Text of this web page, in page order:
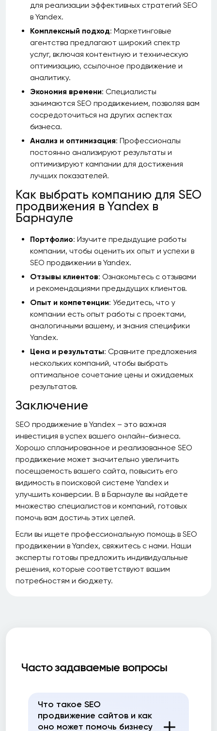
для реализации эффективных стратегий SEO
в Yandex.
Комплексный подход: Маркетинговые
агентства предлагают широкий спектр
услуг, включая контентную и техническую
оптимизацию, ссылочное продвижение и
аналитику.
Экономия времени: Специалисты
занимаются SEO продвижением, позволяя вам
сосредоточиться на других аспектах
бизнеса.
Анализ и оптимизация: Профессионалы
постоянно анализируют результаты и
оптимизируют кампании для достижения
лучших показателей.
Как выбрать компанию для SEO
продвижения в Yandex в
Барнауле
Портфолио: Изучите предыдущие работы
компании, чтобы оценить их опыт и успехи в
SEO продвижении в Yandex.
Отзывы клиентов: Ознакомьтесь с отзывами
и рекомендациями предыдущих клиентов.
Опыт и компетенции: Убедитесь, что у
компании есть опыт работы с проектами,
аналогичными вашему, и знания специфики
Yandex.
Цена и результаты: Сравните предложения
нескольких компаний, чтобы выбрать
оптимальное сочетание цены и ожидаемых
результатов.
Заключение
SEO продвижение в Yandex – это важная
инвестиция в успех вашего онлайн-бизнеса.
Хорошо спланированное и реализованное SEO
продвижение может значительно увеличить
посещаемость вашего сайта, повысить его
видимость в поисковой системе Yandex и
улучшить конверсии. В в Барнауле вы найдете
множество специалистов и компаний, готовых
помочь вам достичь этих целей.
Если вы ищете профессиональную помощь в SEO
продвижении в Yandex, свяжитесь с нами. Наши
эксперты готовы предложить индивидуальные
решения, которые соответствуют вашим
потребностям и бюджету.
Часто задаваемые вопросы
Что такое SEO
продвижение сайтов и как
оно может помочь бизнесу